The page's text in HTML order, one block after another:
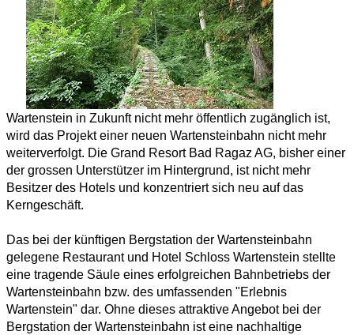
Wartenstein in Zukunft nicht mehr öffentlich zugänglich ist,
wird das Projekt einer neuen Wartensteinbahn nicht mehr
weiterverfolgt. Die Grand Resort Bad Ragaz AG, bisher einer
der grossen Unterstützer im Hintergrund, ist nicht mehr
Besitzer des Hotels und konzentriert sich neu auf das
Kerngeschäft.
Das bei der künftigen Bergstation der Wartensteinbahn
gelegene Restaurant und Hotel Schloss Wartenstein stellte
eine tragende Säule eines erfolgreichen Bahnbetriebs der
Wartensteinbahn bzw. des umfassenden "Erlebnis
Wartenstein" dar. Ohne dieses attraktive Angebot bei der
Bergstation der Wartensteinbahn ist eine nachhaltige